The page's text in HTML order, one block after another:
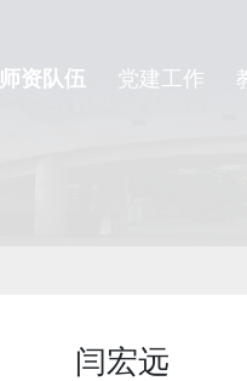
师资队伍 党建工作
闫宏远